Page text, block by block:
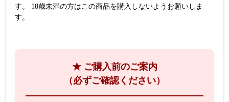
す。 18歳未満の方はこの商品を購入しないようお願いしま
す。
★ ご購入前のご案内
（必ずご確認ください）